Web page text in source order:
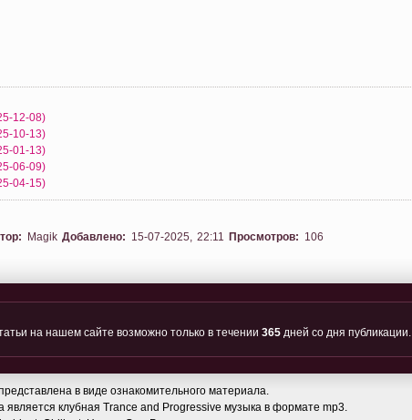
12-08)
10-13)
01-13)
06-09)
04-15)
Magik Добавлено: 15-07-2025, 22:11 Просмотров: 106
на нашем сайте возможно только в течении 365 дней со дня публикации.
в виде ознакомительного материала.
является клубная Trance and Progressive музыка в формате mp3.